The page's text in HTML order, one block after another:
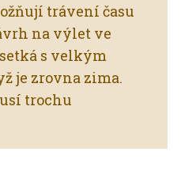
trávení času
na výlet ve
s velkým
je zrovna zima.
trochu